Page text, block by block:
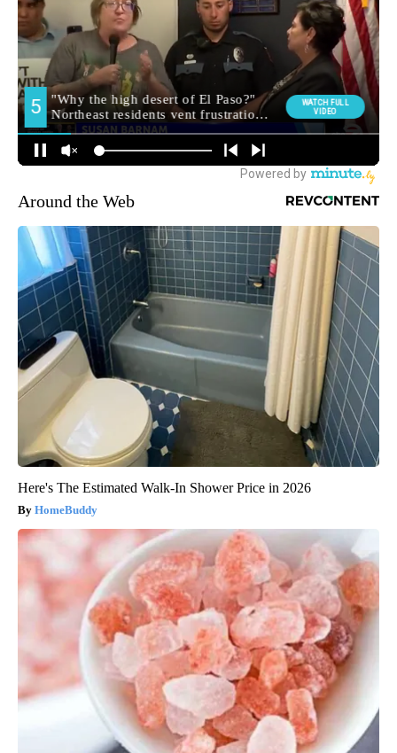
Around the Web
Here's The Estimated Walk-In Shower Price in 2026
HomeBuddy